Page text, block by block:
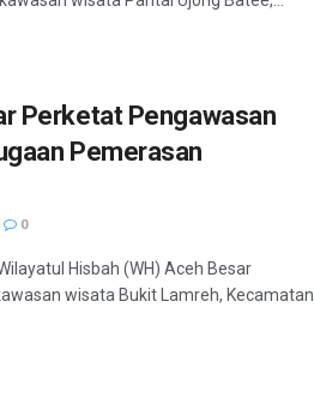
Perketat Pengawasan
Pemerasan
0
Hisbah (WH) Aceh Besar
wisata Bukit Lamreh, Kecamatan